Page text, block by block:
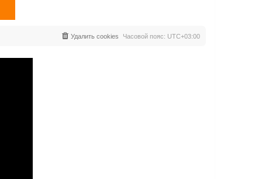
Часовой пояс: UTC+03:00
Удалить cookies